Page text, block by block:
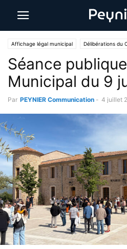
Affichage légal municipal Délibérations du
Séance
Municipal du 9
Par PEYNIER Communication - 4 juillet